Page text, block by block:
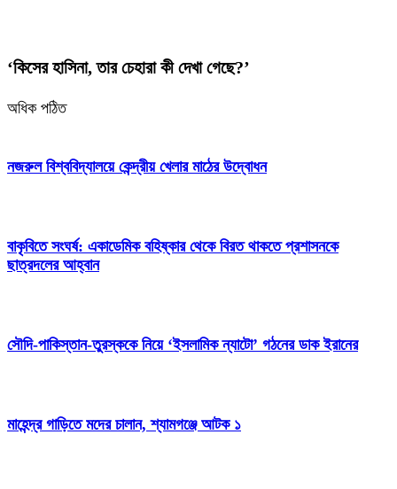
‘কিসের হাসিনা, তার চেহারা কী দেখা গেছে?’
অধিক পঠিত
নজরুল বিশ্ববিদ্যালয়ে কেন্দ্রীয় খেলার মাঠের উদ্বোধন
বাকৃবিতে সংঘর্ষ: একাডেমিক বহিষ্কার থেকে বিরত থাকতে প্রশাসনকে
ছাত্রদলের আহ্বান
সৌদি-পাকিস্তান-তুরস্ককে নিয়ে ‘ইসলামিক ন্যাটো’ গঠনের ডাক ইরানের
মাহেন্দ্র গাড়িতে মদের চালান, শ্যামগঞ্জে আটক ১